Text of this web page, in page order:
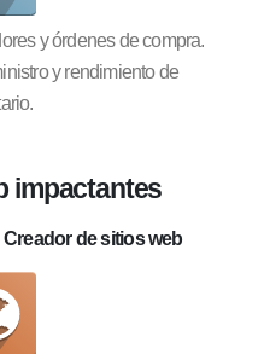
y órdenes de compra.
y rendimiento de
impactantes
de sitios web